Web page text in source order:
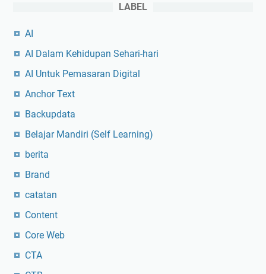
LABEL
AI
AI Dalam Kehidupan Sehari-hari
AI Untuk Pemasaran Digital
Anchor Text
Backupdata
Belajar Mandiri (Self Learning)
berita
Brand
catatan
Content
Core Web
CTA